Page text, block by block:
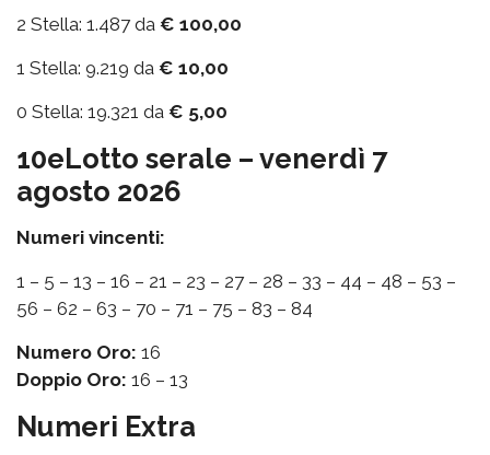
2 Stella: 1.487 da € 100,00
1 Stella: 9.219 da € 10,00
0 Stella: 19.321 da € 5,00
10eLotto serale – venerdì 7
agosto 2026
Numeri vincenti:
1 – 5 – 13 – 16 – 21 – 23 – 27 – 28 – 33 – 44 – 48 – 53 –
56 – 62 – 63 – 70 – 71 – 75 – 83 – 84
Numero Oro: 16
Doppio Oro: 16 – 13
Numeri Extra